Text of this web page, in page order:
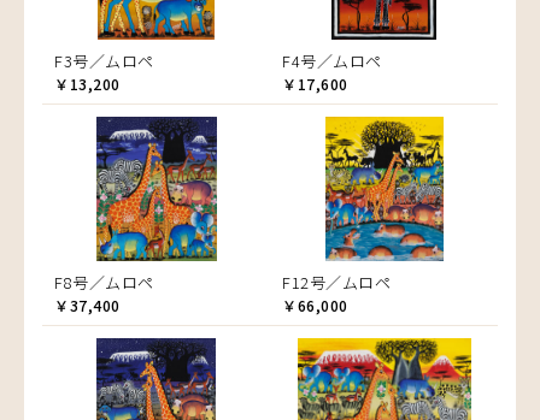
F3号／ムロペ
￥13,200
F4号／ムロペ
￥17,600
F8号／ムロペ
￥37,400
F12号／ムロペ
￥66,000